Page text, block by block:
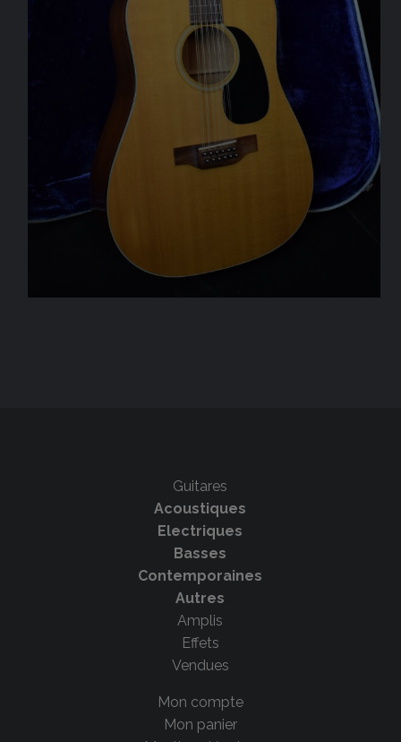
Guitares
Acoustiques
Electriques
Basses
Contemporaines
Autres
Amplis
Effets
Vendues
Mon compte
Mon panier